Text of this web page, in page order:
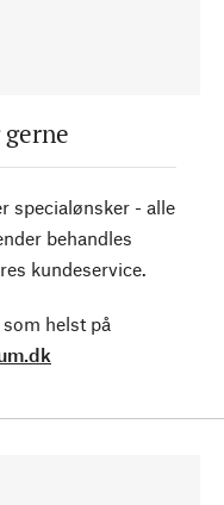
specialønsker - alle
behandles
kundeservice.
helst på